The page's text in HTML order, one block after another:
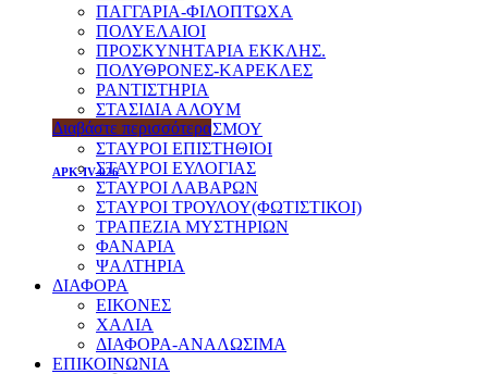
ΠΑΓΓΑΡΙΑ-ΦΙΛΟΠΤΩΧΑ
ΠΟΛΥΕΛΑΙΟΙ
ΠΡΟΣΚΥΝΗΤΑΡΙΑ ΕΚΚΛΗΣ.
ΠΟΛΥΘΡΟΝΕΣ-ΚΑΡΕΚΛΕΣ
ΡΑΝΤΙΣΤΗΡΙΑ
ΣΤΑΣΙΔΙΑ ΑΛΟΥΜ
ΣΤΑΥΡΟΙ ΑΓΙΑΣΜΟΥ
ΣΤΑΥΡΟΙ ΕΠΙΣΤΗΘΙΟΙ
ΣΤΑΥΡΟΙ ΕΥΛΟΓΙΑΣ
ΣΤΑΥΡΟΙ ΛΑΒΑΡΩΝ
ΣΤΑΥΡΟΙ ΤΡΟΥΛΟΥ(ΦΩΤΙΣΤΙΚΟΙ)
ΤΡΑΠΕΖΙΑ ΜΥΣΤΗΡΙΩΝ
ΦΑΝΑΡΙΑ
ΨΑΛΤΗΡΙΑ
ΔΙΑΦΟΡΑ
ΕΙΚΟΝΕΣ
ΧΑΛΙΑ
ΔΙΑΦΟΡΑ-ΑΝΑΛΩΣΙΜΑ
ΕΠΙΚΟΙΝΩΝΙΑ
Διαβάστε περισσότερα
APK-IV-026